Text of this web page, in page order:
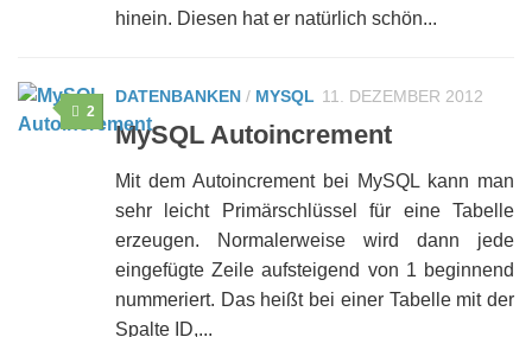
hinein. Diesen hat er natürlich schön...
2
DATENBANKEN / MYSQL 11. DEZEMBER 2012
MySQL Autoincrement
Mit dem Autoincrement bei MySQL kann man
sehr leicht Primärschlüssel für eine Tabelle
erzeugen. Normalerweise wird dann jede
eingefügte Zeile aufsteigend von 1 beginnend
nummeriert. Das heißt bei einer Tabelle mit der
Spalte ID,...